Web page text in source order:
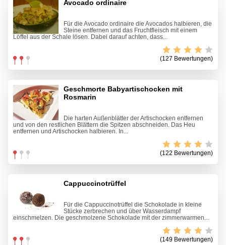
Avocado ordinaire
Für die Avocado ordinaire die Avocados halbieren, die
Steine entfernen und das Fruchtfleisch mit einem
Löffel aus der Schale lösen. Dabei darauf achten, dass...
(127 Bewertungen)
Geschmorte Babyartischocken mit
Rosmarin
Die harten Außenblätter der Artischocken entfernen
und von den restlichen Blättern die Spitzen abschneiden. Das Heu
entfernen und Artischocken halbieren. In...
(122 Bewertungen)
Cappuccinotrüffel
Für die Cappuccinotrüffel die Schokolade in kleine
Stücke zerbrechen und über Wasserdampf
einschmelzen. Die geschmolzene Schokolade mit der zimmerwarmen...
(149 Bewertungen)